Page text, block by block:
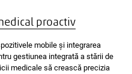
proactiv
mobile și integrarea
gestiunea integrată a stării de
medicale să crească precizia